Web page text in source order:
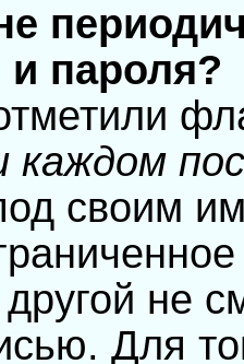
пароля?
каждом
своим
не
Для